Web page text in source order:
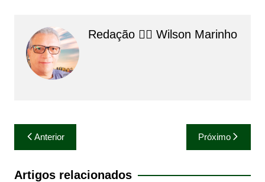
Redação 👨‍⚖️​ Wilson Marinho
Navegação
de
Post
Anterior Próximo
Artigos relacionados